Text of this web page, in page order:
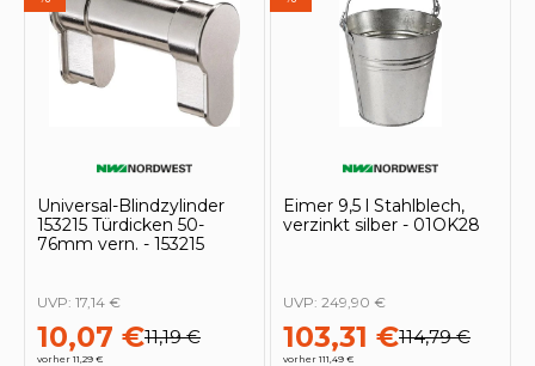
Universal-Blindzylinder
153215 Türdicken 50-
76mm vern. - 153215
10,07 €11,19 €
vorher 11,29 €
UVP: 17,14 €
Eimer 9,5 l Stahlblech,
verzinkt silber - 01OK28
103,31 €114,79 €
vorher 111,49 €
UVP: 249,90 €